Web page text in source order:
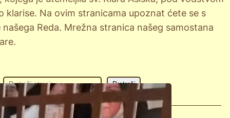
klarise. Na ovim stranicama upoznat ćete se s
Reda. Mrežna stranica našeg samostana
P
r
e
Pretraži